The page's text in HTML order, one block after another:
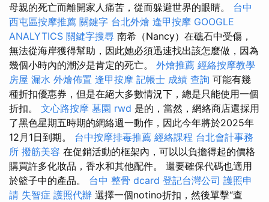
母親的死亡而離開家人痛苦，從而躲避世界的眼睛。 台中
西屯區按摩推薦 關鍵字 台北外燴 逢甲按摩 GOOGLE
ANALYTICS 關鍵字搜尋 南希（Nancy）在礁石中受傷，
無法從海岸獲得幫助，因此她必須迅速找出該怎麼做，因為
幾個小時內的潮汐是肯定的死亡。 外燴推薦 經絡按摩教學
房屋 漏水 外燴佈置 逢甲按摩 記帳士 成績 查詢 可能有幾
種折扣優惠券，但是在絕大多數情況下，總是只能使用一個
折扣。 文心路按摩 墓園 rwd 是的，當然，網絡商店還採用
了黑色星期五時期的網絡週一動作，因此今年將於2025年
12月1日到期。 台中按摩排毒推薦 經絡課程 台北會計事務
所 撥筋美容 在促銷活動的框架內，可以以負擔得起的價格
購買許多化妝品，香水和其他配件。 還要確保代碼也適用
於籃子中的產品。 台中 整骨 dcard 登記台灣公司 護照申
請 失智症 護照代辦 選擇一個notino折扣，然後單擊“查